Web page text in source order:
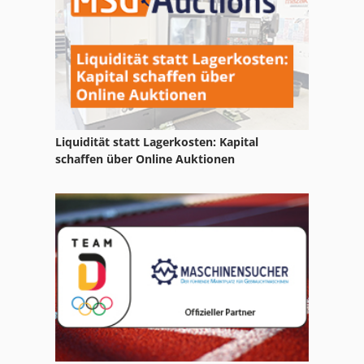
Kgs 1670
Ng 200
Osterberger Repandus R 70
Schneider Sls 28
Welger 830
Welger Ls 280
Winter Sbs 8 70
Liquidität statt Lagerkosten: Kapital
schaffen über Online Auktionen